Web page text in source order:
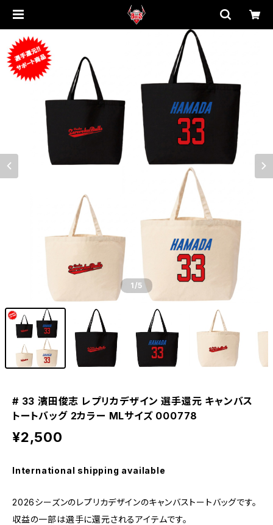
1/5
# 33 濱田俊志 レプリカデザイン 選手還元 キャンバス
トートバッグ 2カラー MLサイズ 000778
¥2,500
International shipping available
2026シーズンのレプリカデザインのキャンバストートバッグです。
収益の一部は選手に還元されるアイテムです。